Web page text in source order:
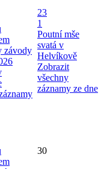
závody
23
1
Poutní mše
svatá v
Helvíkově
Zobrazit
všechny
záznamy ze dne
30